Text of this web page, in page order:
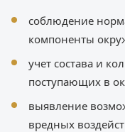
соблюдение
компоненты
учет состава и
поступающих в
выявление
вредных